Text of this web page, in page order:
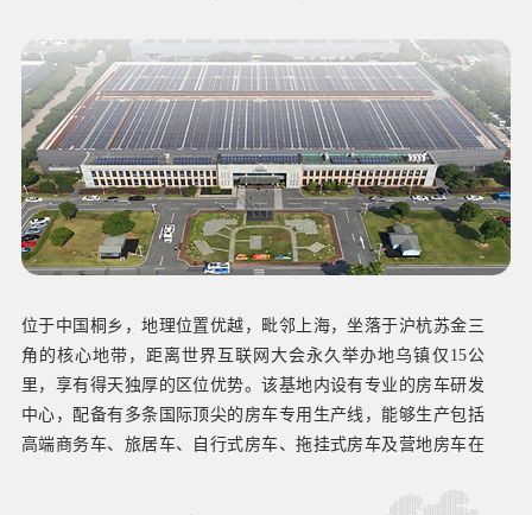
坐落于澳大利亚墨尔本北部，拥有一流的产线设施。该基地主
要职能是承接从中国桐乡基地出口房车产品的终端组装工作，
并负责市场营销以及针对澳新市场的定制化服务。该基地集结
了一支强大的生产与营销团队，通过高效运作，不仅显著缩短
了产品的交付周期，还极大地提升了客户的满意度。基地主打
洲年度房车”等殊荣，目前在澳新市场占据领先地位，品牌影响